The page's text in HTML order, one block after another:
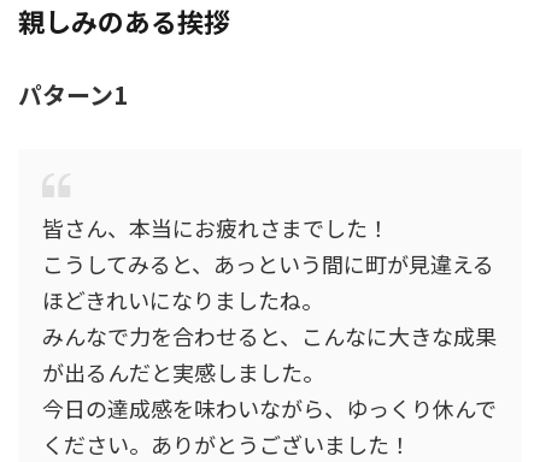
親しみのある挨拶
パターン1
皆さん、本当にお疲れさまでした！
こうしてみると、あっという間に町が見違える
ほどきれいになりましたね。
みんなで力を合わせると、こんなに大きな成果
が出るんだと実感しました。
今日の達成感を味わいながら、ゆっくり休んで
ください。ありがとうございました！